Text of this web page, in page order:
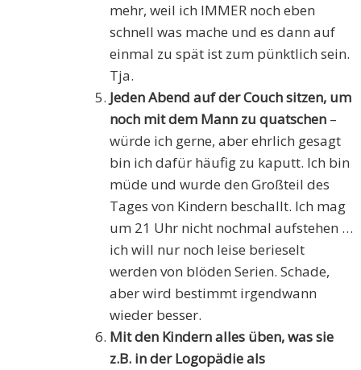
mehr, weil ich IMMER noch eben
schnell was mache und es dann auf
einmal zu spät ist zum pünktlich sein.
Tja.
Jeden Abend auf der Couch sitzen, um
noch mit dem Mann zu quatschen –
würde ich gerne, aber ehrlich gesagt
bin ich dafür häufig zu kaputt. Ich bin
müde und wurde den Großteil des
Tages von Kindern beschallt. Ich mag
um 21 Uhr nicht nochmal aufstehen …
ich will nur noch leise berieselt
werden von blöden Serien. Schade,
aber wird bestimmt irgendwann
wieder besser.
Mit den Kindern alles üben, was sie
z.B. in der Logopädie als